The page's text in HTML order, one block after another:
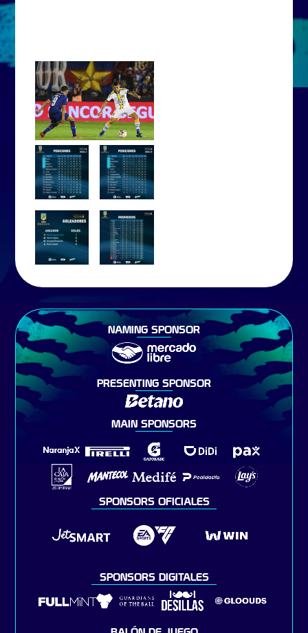
NAMING SPONSOR
PRESENTING SPONSOR
MAIN SPONSORS
SPONSORS OFICIALES
SPONSORS DIGITALES